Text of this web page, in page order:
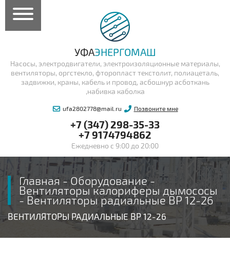
УФАЭНЕРГОМАШ
Насосы, электродвигатели, электроизоляционные материалы,
вентиляторы, оргстекло, фторопласт текстолит, полиацеталь,
задвижки, краны, кабель и провод, асбошнур асботкань
,набивка каболка
ufa2802778@mail.ru Позвоните мне
+7 (347) 298-35-33
+7 9174794862
Ежедневно с 9:00 до 20:00
Главная - Оборудование -
Вентиляторы калориферы дымососы
- Вентиляторы радиальные ВР 12-26
ВЕНТИЛЯТОРЫ РАДИАЛЬНЫЕ ВР 12-26